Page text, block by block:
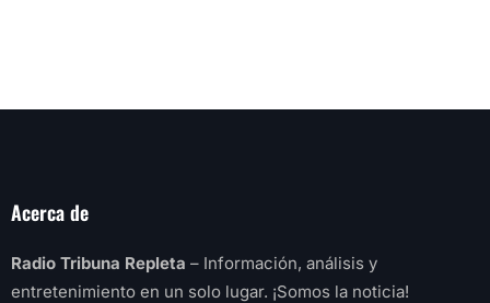
Acerca de
Radio Tribuna Repleta – Información, análisis y
entretenimiento en un solo lugar. ¡Somos la noticia!